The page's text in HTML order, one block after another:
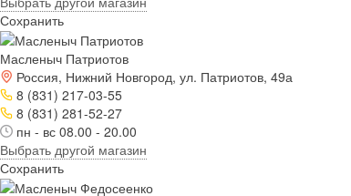
Сохранить
Масленыч Патриотов
Россия, Нижний Новгород, ул. Патриотов, 49а
8 (831) 217-03-55
8 (831) 281-52-27
пн - вс 08.00 - 20.00
Выбрать другой магазин
Сохранить